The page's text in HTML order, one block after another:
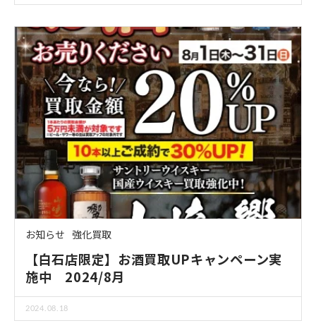
お知らせ 強化買取
【白石店限定】お酒買取UPキャンペーン実
施中 2024/8月
2024.08.18